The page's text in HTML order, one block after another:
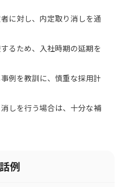
に対し、内定取り消しを通
るため、入社時期の延期を
例を教訓に、慎重な採用計
しを行う場合は、十分な補
例